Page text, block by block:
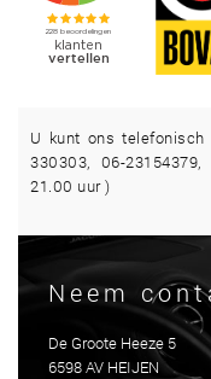
U kunt ons
330303, 06-
21.00 uur )
Neem
De Groote Heeze 5
6598 AV HEIJEN